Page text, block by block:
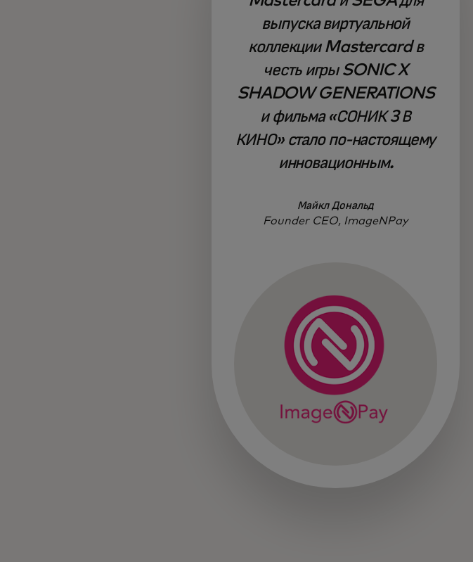
выпуска виртуальной
коллекции Mastercard в
честь игры SONIC X
SHADOW GENERATIONS
и фильма «СОНИК 3 В
КИНО» стало по-настоящему
инновационным.
Майкл Дональд
Founder CEO, ImageNPay